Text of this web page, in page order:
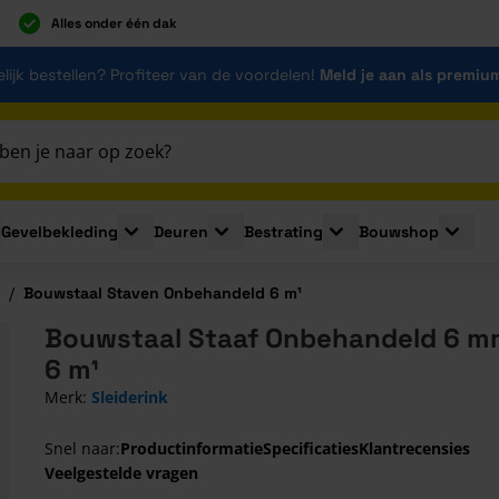
Alles onder één dak
bestellen? Profiteer van de voordelen! Meld je aan als
Plaatmaterialen
submenu for Isolatie
Gevelbekleding
Toggle submenu for Gevelbekleding
Deuren
Toggle submenu for Deuren
Bestrating
Toggle submenu for
Bouwshop
/ Bouwstaal Staven Onbehandeld 6 m¹
Bouwstaal Staaf Onbehandeld 6
6 m¹
Merk: Sleiderink
Snel naar:ProductinformatieSpecificatiesKlantrecensies
Veelgestelde vragen